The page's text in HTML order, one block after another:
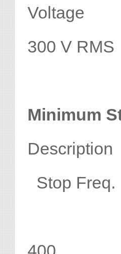
Voltage
300 V RMS
Minimum
Stop